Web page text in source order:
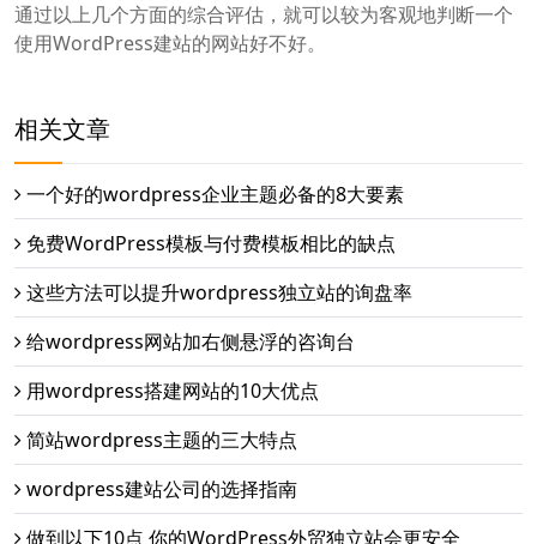
通过以上几个方面的综合评估，就可以较为客观地判断一个
使用WordPress建站的网站好不好。
相关文章
一个好的wordpress企业主题必备的8大要素
免费WordPress模板与付费模板相比的缺点
这些方法可以提升wordpress独立站的询盘率
给wordpress网站加右侧悬浮的咨询台
用wordpress搭建网站的10大优点
简站wordpress主题的三大特点
wordpress建站公司的选择指南
做到以下10点 你的WordPress外贸独立站会更安全